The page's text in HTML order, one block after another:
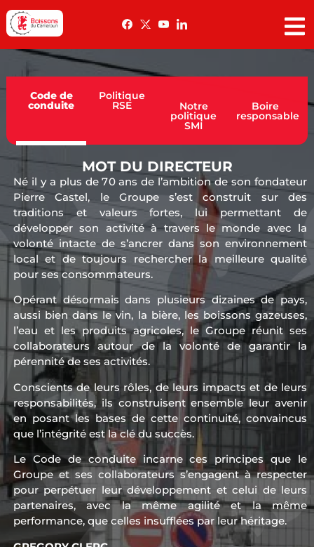
Code de
conduite
Politique
RSE Notre
politique
SMI
Boire
responsable
MOT DU DIRECTEUR
Né il y a plus de 70 ans de l’ambition de son fondateur
Pierre Castel, le Groupe s’est construit sur des
traditions et valeurs fortes, lui permettant de
développer son activité à travers le monde avec la
volonté intacte de s’ancrer dans son environnement
local et de toujours rechercher la meilleure qualité
pour ses consommateurs.
Opérant désormais dans plusieurs dizaines de pays,
aussi bien dans le vin, la bière, les boissons gazeuses,
l’eau et les produits agricoles, le Groupe réunit ses
collaborateurs autour de la volonté de garantir la
pérennité de ses activités.
Conscients de leurs rôles, de leurs impacts et de leurs
responsabilités, ils construisent ensemble leur avenir
en posant les bases de cette continuité, convaincus
que l’intégrité est la clé du succès.
Le Code de conduite incarne ces principes que le
Groupe et ses collaborateurs s’engagent à respecter
pour perpétuer leur développement et celui de leurs
partenaires, avec la même agilité et la même
performance, que celles insufflées par leur héritage.